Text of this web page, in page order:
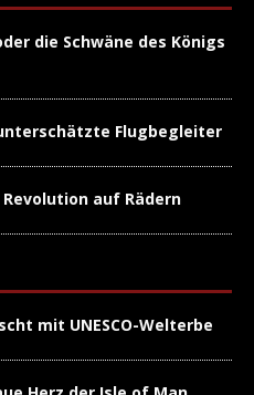
die Schwäne des Königs
Flugbegleiter
auf Rädern
mit UNESCO-Welterbe